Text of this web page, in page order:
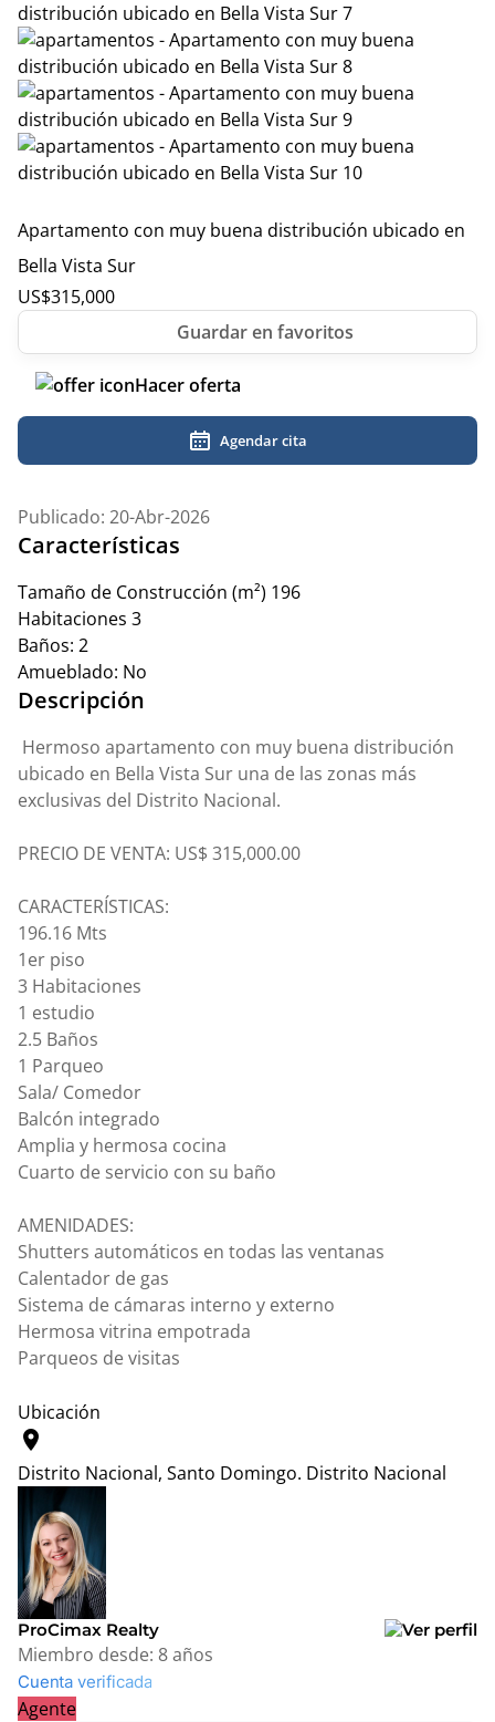
Apartamento con muy buena distribución ubicado en
Bella Vista Sur
US$315,000
Hacer oferta
Agendar cita
Publicado: 20-Abr-2026
Características
Tamaño de Construcción (m²) 196
Habitaciones 3
Baños: 2
Amueblado: No
Descripción
Hermoso apartamento con muy buena distribución
ubicado en Bella Vista Sur una de las zonas más
exclusivas del Distrito Nacional.
PRECIO DE VENTA: US$ 315,000.00
CARACTERÍSTICAS:
196.16 Mts
1er piso
3 Habitaciones
1 estudio
2.5 Baños
1 Parqueo
Sala/ Comedor
Balcón integrado
Amplia y hermosa cocina
Cuarto de servicio con su baño
AMENIDADES:
Shutters automáticos en todas las ventanas
Calentador de gas
Sistema de cámaras interno y externo
Hermosa vitrina empotrada
Parqueos de visitas
Ubicación
location_on
Distrito Nacional, Santo Domingo. Distrito Nacional
+
−
Leaflet|© OpenStreetMap contributors
ProCimax Realty
Miembro desde: 8 años
Cuenta verificada
Agente